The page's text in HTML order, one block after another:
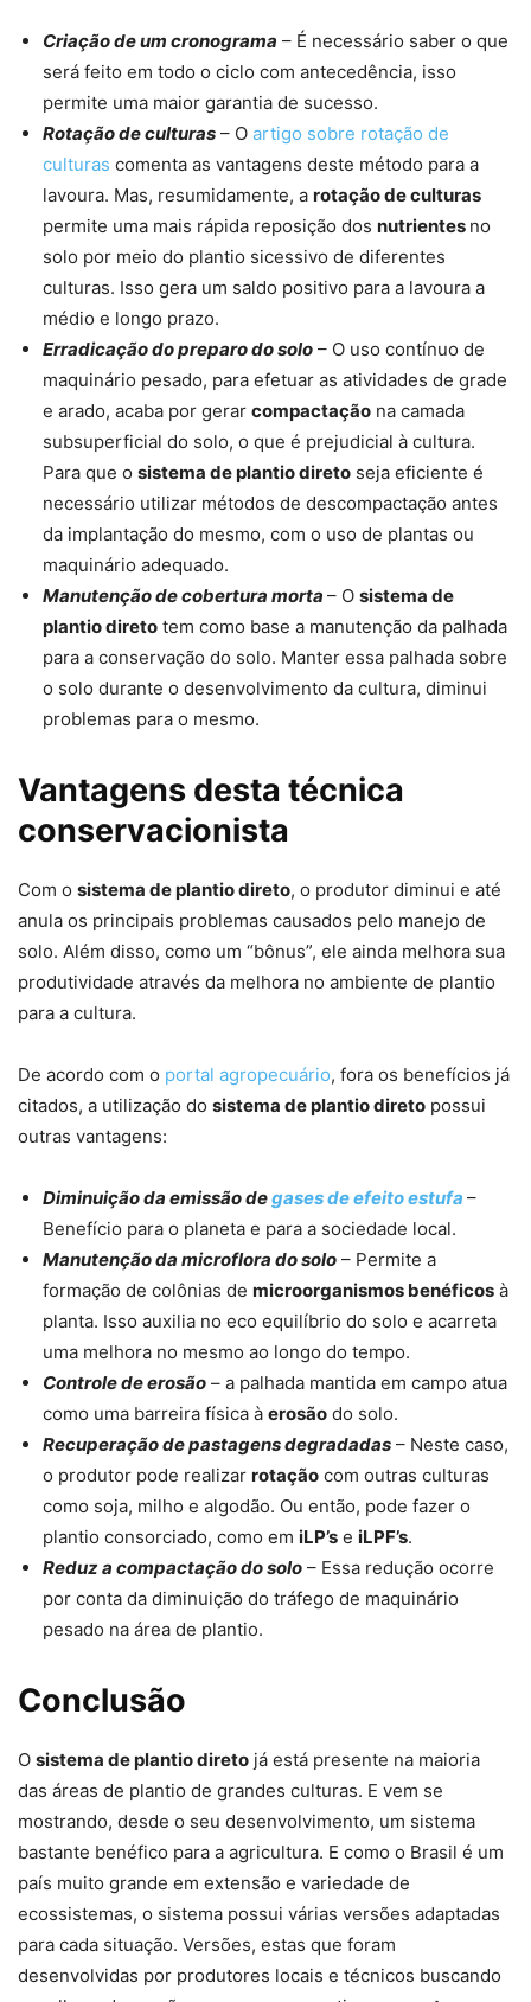
Criação de um cronograma – É necessário saber o que
será feito em todo o ciclo com antecedência, isso
permite uma maior garantia de sucesso.
Rotação de culturas – O artigo sobre rotação de
culturas comenta as vantagens deste método para a
lavoura. Mas, resumidamente, a rotação de culturas
permite uma mais rápida reposição dos nutrientes no
solo por meio do plantio sicessivo de diferentes
culturas. Isso gera um saldo positivo para a lavoura a
médio e longo prazo.
Erradicação do preparo do solo – O uso contínuo de
maquinário pesado, para efetuar as atividades de grade
e arado, acaba por gerar compactação na camada
subsuperficial do solo, o que é prejudicial à cultura.
Para que o sistema de plantio direto seja eficiente é
necessário utilizar métodos de descompactação antes
da implantação do mesmo, com o uso de plantas ou
maquinário adequado.
Manutenção de cobertura morta – O sistema de
plantio direto tem como base a manutenção da palhada
para a conservação do solo. Manter essa palhada sobre
o solo durante o desenvolvimento da cultura, diminui
problemas para o mesmo.
Vantagens desta técnica
conservacionista
Com o sistema de plantio direto, o produtor diminui e até
anula os principais problemas causados pelo manejo de
solo. Além disso, como um “bônus”, ele ainda melhora sua
produtividade através da melhora no ambiente de plantio
para a cultura.
De acordo com o portal agropecuário, fora os benefícios já
citados, a utilização do sistema de plantio direto possui
outras vantagens:
Diminuição da emissão degases de efeito estufa –
Benefício para o planeta e para a sociedade local.
Manutenção da microflora do solo – Permite a
formação de colônias de microorganismos benéficos à
planta. Isso auxilia no eco equilíbrio do solo e acarreta
uma melhora no mesmo ao longo do tempo.
Controle de erosão – a palhada mantida em campo atua
como uma barreira física à erosão do solo.
Recuperação de pastagens degradadas – Neste caso,
o produtor pode realizar rotação com outras culturas
como soja, milho e algodão. Ou então, pode fazer o
plantio consorciado, como em iLP’s e iLPF’s.
Reduz a compactação do solo – Essa redução ocorre
por conta da diminuição do tráfego de maquinário
pesado na área de plantio.
Conclusão
O sistema de plantio direto já está presente na maioria
das áreas de plantio de grandes culturas. E vem se
mostrando, desde o seu desenvolvimento, um sistema
bastante benéfico para a agricultura. E como o Brasil é um
país muito grande em extensão e variedade de
ecossistemas, o sistema possui várias versões adaptadas
para cada situação. Versões, estas que foram
desenvolvidas por produtores locais e técnicos buscando